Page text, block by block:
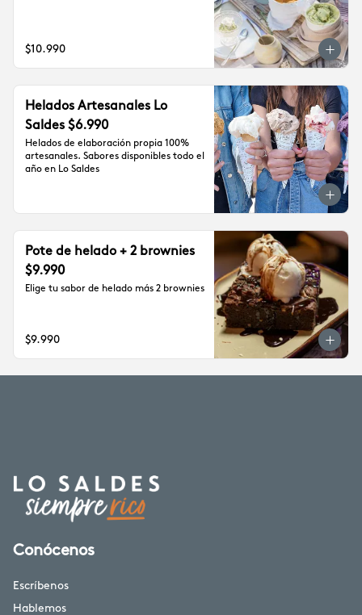
$10.990
Helados Artesanales Lo
Saldes $6.990
Helados de elaboración propia 100%
artesanales. Sabores disponibles todo el
año en Lo Saldes
Pote de helado + 2 brownies
$9.990
Elige tu sabor de helado más 2 brownies
$9.990
Conócenos
Escríbenos
Hablemos